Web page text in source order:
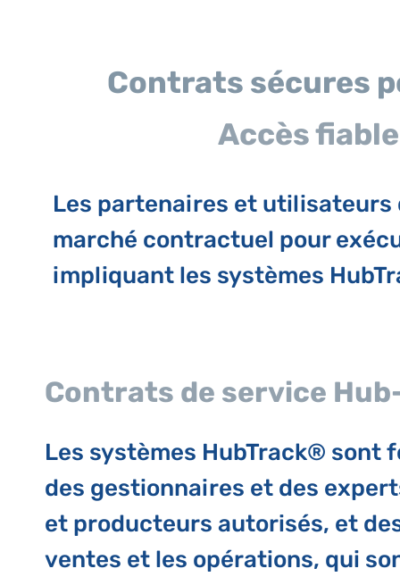
Contrats sécures
Accès
Les partenaires et utilisateurs
marché contractuel pour
impliquant les systèmes
Contrats de service
Les systèmes HubTrack® sont
des gestionnaires et des
et producteurs autorisés, et
ventes et les opérations, qui